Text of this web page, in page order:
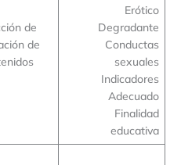
de
de
Erótico
Degradante
Conductas
sexuales
Indicadores
Adecuado
Finalidad
educativa